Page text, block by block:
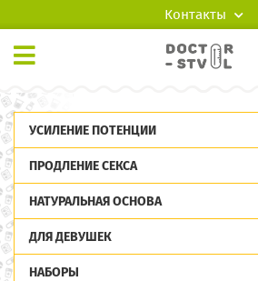
Контакты
УСИЛЕНИЕ ПОТЕНЦИИ
ПРОДЛЕНИЕ СЕКСА
НАТУРАЛЬНАЯ ОСНОВА
ДЛЯ ДЕВУШЕК
НАБОРЫ